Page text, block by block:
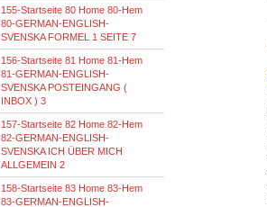
155-Startseite 80 Home 80-Hem
80-GERMAN-ENGLISH-
SVENSKA FORMEL 1 SEITE 7
156-Startseite 81 Home 81-Hem
81-GERMAN-ENGLISH-
SVENSKA POSTEINGANG (
INBOX ) 3
157-Startseite 82 Home 82-Hem
82-GERMAN-ENGLISH-
SVENSKA ICH ÜBER MICH
ALLGEMEIN 2
158-Startseite 83 Home 83-Hem
83-GERMAN-ENGLISH-